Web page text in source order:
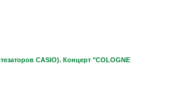
CASIO). Концерт "COLOGNE